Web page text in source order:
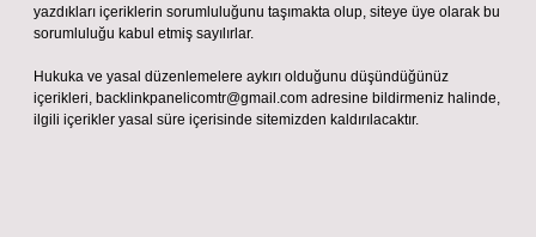
yazdıkları içeriklerin sorumluluğunu taşımakta olup, siteye üye olarak bu
sorumluluğu kabul etmiş sayılırlar.
Hukuka ve yasal düzenlemelere aykırı olduğunu düşündüğünüz
içerikleri, backlinkpanelicomtr@gmail.com adresine bildirmeniz halinde,
ilgili içerikler yasal süre içerisinde sitemizden kaldırılacaktır.